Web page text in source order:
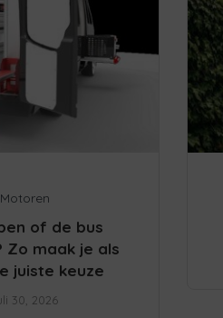
of de bus
Zo maak je als
juiste keuze
30, 2026